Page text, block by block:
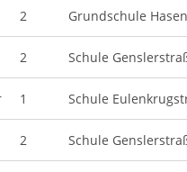
2 Grundschule
2 Schule
1 Schule
2 Schule